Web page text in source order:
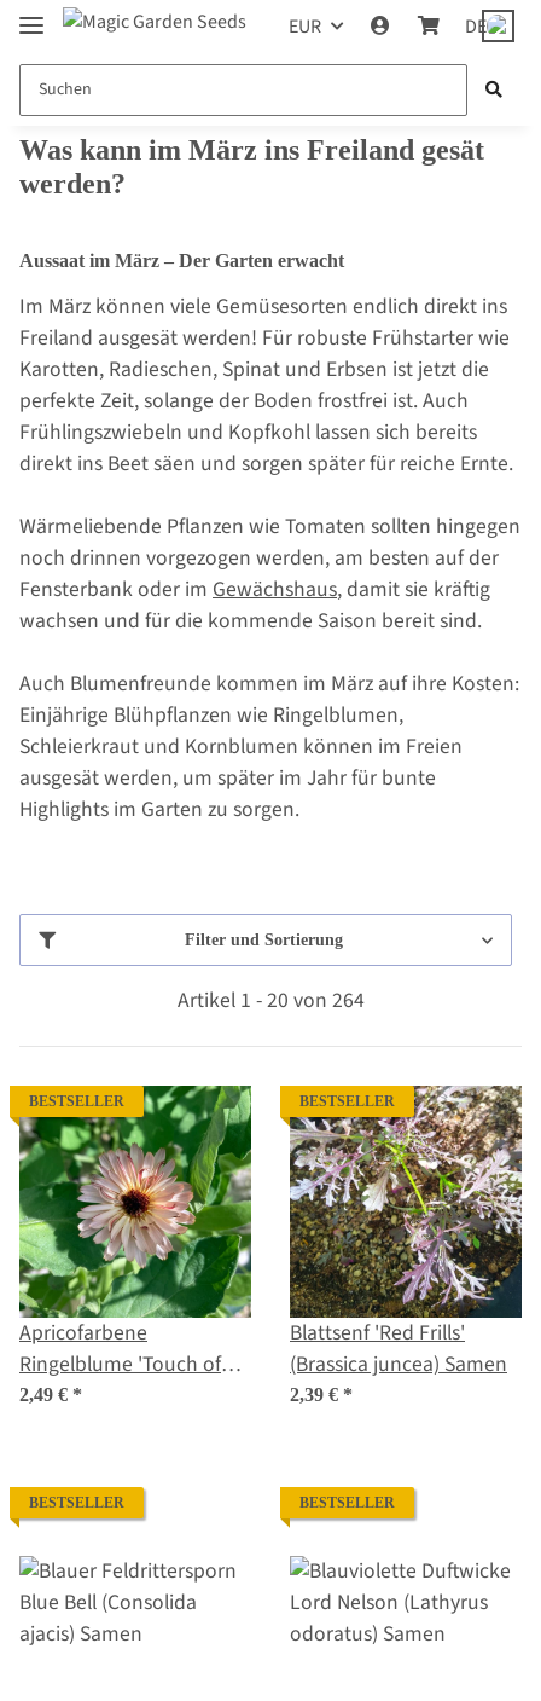
EUR DE
Was kann im März ins Freiland gesät
werden?
Aussaat im März – Der Garten erwacht
Im März können viele Gemüsesorten endlich direkt ins
Freiland ausgesät werden! Für robuste Frühstarter wie
Karotten, Radieschen, Spinat und Erbsen ist jetzt die
perfekte Zeit, solange der Boden frostfrei ist. Auch
Frühlingszwiebeln und Kopfkohl lassen sich bereits
direkt ins Beet säen und sorgen später für reiche Ernte.
Wärmeliebende Pflanzen wie Tomaten sollten hingegen
noch drinnen vorgezogen werden, am besten auf der
Fensterbank oder im Gewächshaus, damit sie kräftig
wachsen und für die kommende Saison bereit sind.
Auch Blumenfreunde kommen im März auf ihre Kosten:
Einjährige Blühpflanzen wie Ringelblumen,
Schleierkraut und Kornblumen können im Freien
ausgesät werden, um später im Jahr für bunte
Highlights im Garten zu sorgen.
Filter und Sortierung
Artikel 1 - 20 von 264
BESTSELLER
Apricofarbene
Ringelblume 'Touch of
Red Buff' (Calendula
2,49 € *
BESTSELLER
Blattsenf 'Red Frills'
(Brassica juncea) Samen
2,39 € *
BESTSELLER BESTSELLER